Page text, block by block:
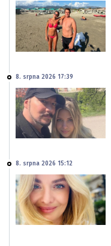
8. srpna 2026 17:39
8. srpna 2026 15:12